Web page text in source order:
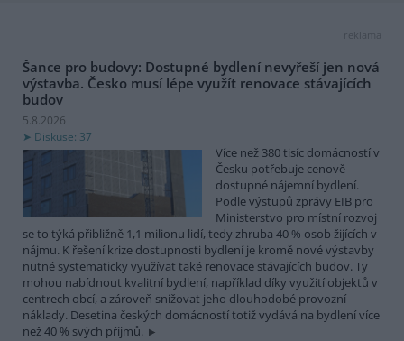
reklama
Šance pro budovy: Dostupné bydlení nevyřeší jen nová
výstavba. Česko musí lépe využít renovace stávajících
budov
5.8.2026
Diskuse: 37
Více než 380 tisíc domácností v
Česku potřebuje cenově
dostupné nájemní bydlení.
Podle výstupů zprávy EIB pro
Ministerstvo pro místní rozvoj
se to týká přibližně 1,1 milionu lidí, tedy zhruba 40 % osob žijících v
nájmu. K řešení krize dostupnosti bydlení je kromě nové výstavby
nutné systematicky využívat také renovace stávajících budov. Ty
mohou nabídnout kvalitní bydlení, například díky využití objektů v
centrech obcí, a zároveň snižovat jeho dlouhodobé provozní
náklady. Desetina českých domácností totiž vydává na bydlení více
než 40 % svých příjmů.